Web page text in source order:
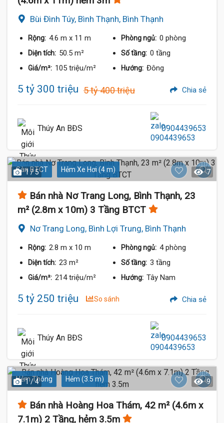
Bùi Đình Túy, Bình Thạnh, Bình Thạnh
Rộng: 4.6 m x 11 m Phòng ngủ: 0 phòng
Diện tích: 50.5 m² Số tầng: 0 tầng
Giá/m²: 105 triệu/m² Hướng: Đông
5 tỷ 300 triệu 5 tỷ 400 triệu Chia sẻ
Thúy An BĐS 0904439653
Sàn BTCT Hẻm Xe Hơi (4 m)
1 / 5 7
Bán nhà Nơ Trang Long, Bình Thạnh, 23
m² (2.8m x 10m) 3 Tầng BTCT
Nơ Trang Long, Bình Lợi Trung, Bình Thạnh
Rộng: 2.8 m x 10 m Phòng ngủ: 4 phòng
Diện tích: 23 m² Số tầng: 3 tầng
Giá/m²: 214 triệu/m² Hướng: Tây Nam
5 tỷ 250 triệu So sánh Chia sẻ
Thúy An BĐS 0904439653
Hẻm Thông Hẻm (3.5 m)
1 / 4 9
Bán nhà Hoàng Hoa Thám, 42 m² (4.6m x
7.1m) 2 Tầng, hẻm 3.5m